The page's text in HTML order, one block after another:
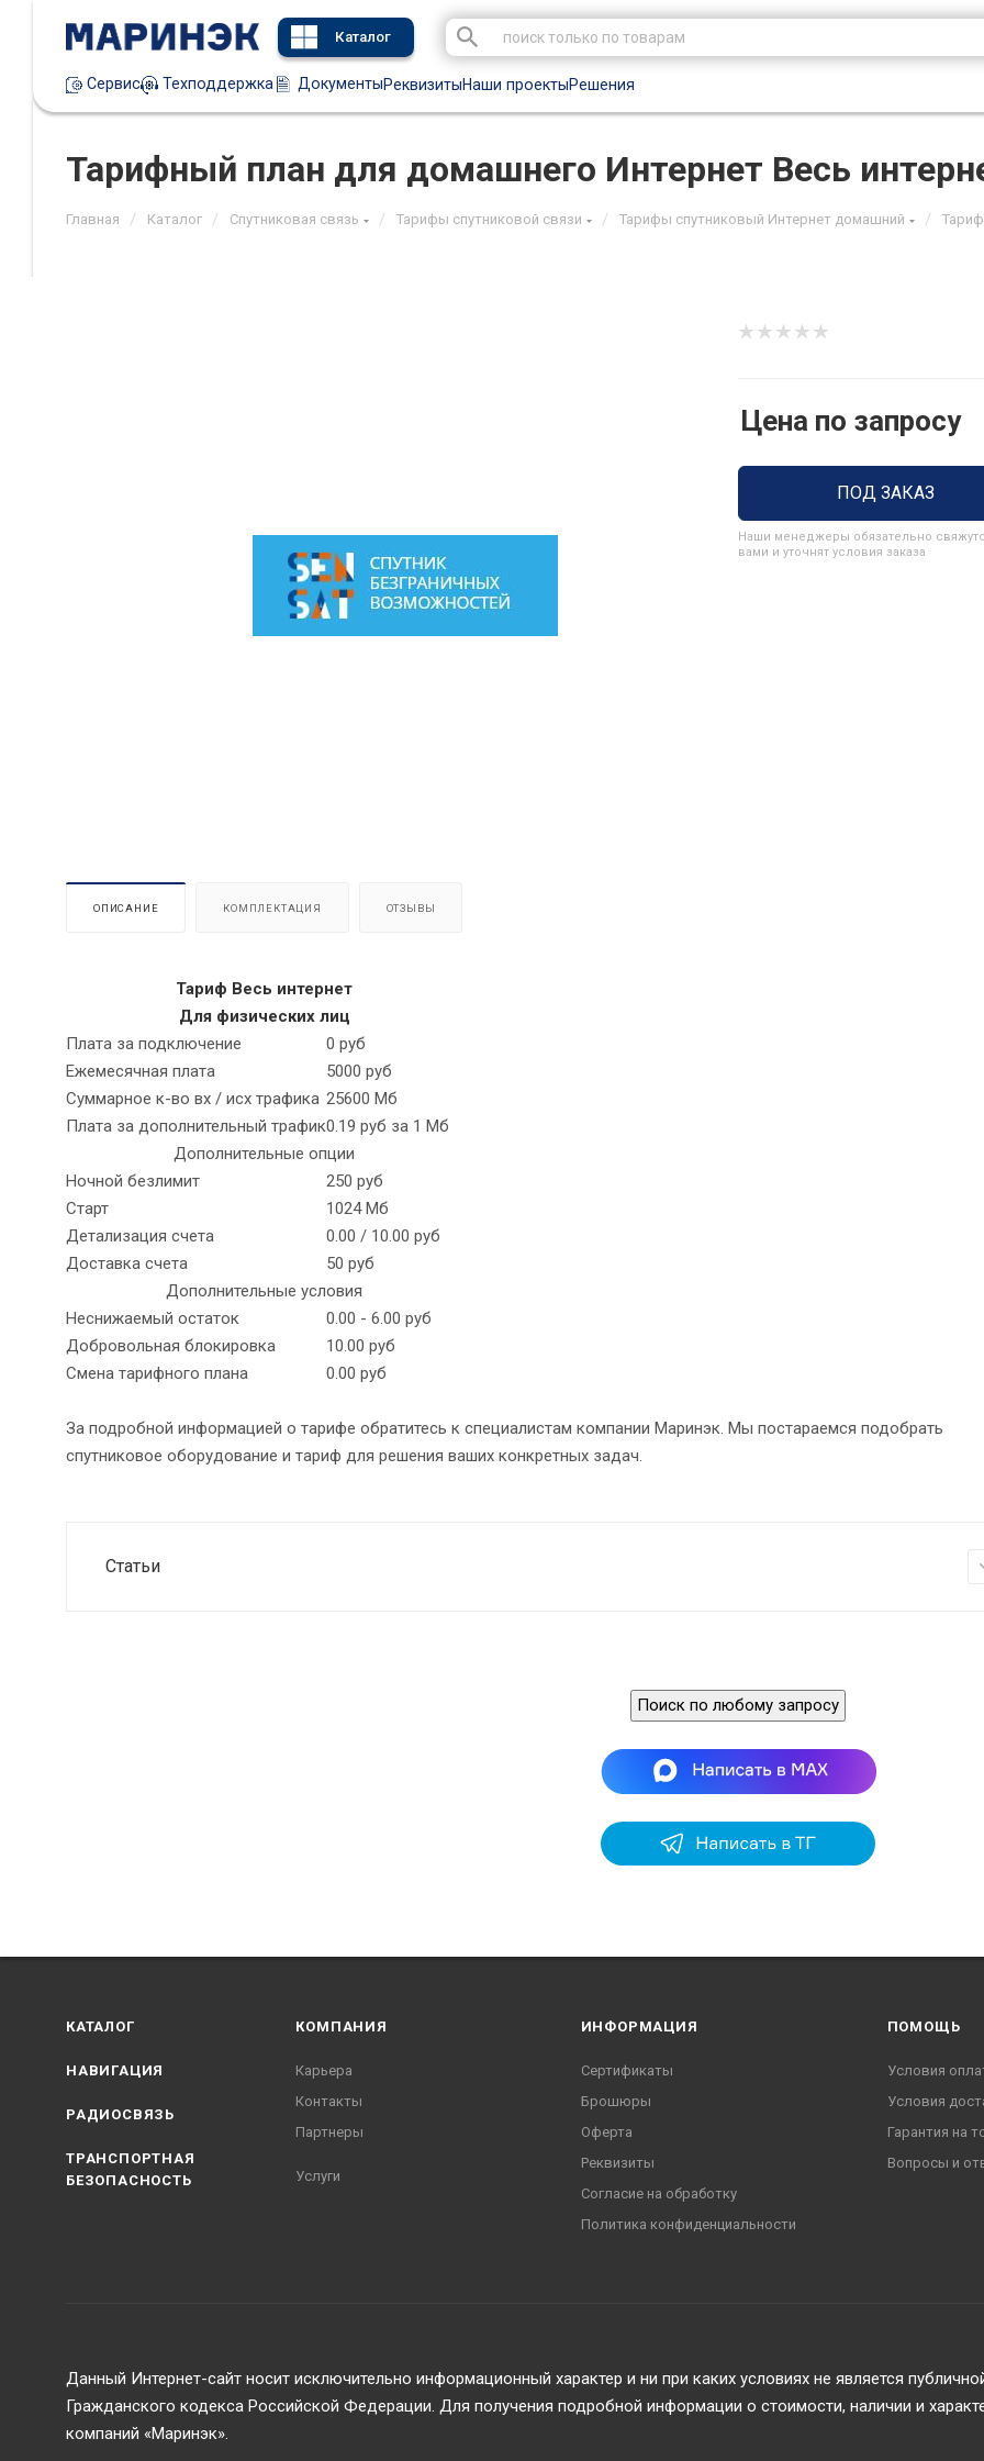
Каталог
Сервис Техподдержка ДокументыРеквизитыНаши проектыРешения
Тарифный план для домашнего Интернет Весь
Главная / Каталог / Спутниковая связь / Тарифы спутниковой связи / Тарифы спутниковый Интернет домашний /
Цена по запросу
ПОД ЗАКАЗ
Наши менеджеры обязательно
вами и уточнят условия заказа
ОПИСАНИЕ КОМПЛЕКТАЦИЯ ОТЗЫВЫ
Тариф Весь интернет
Для физических лиц
Плата за подключение
0 руб
Ежемесячная плата
5000 руб
Суммарное к-во вх / исх трафика 25600 Мб
Плата за дополнительный трафик0.19 руб за 1 Мб
Дополнительные опции
Ночной безлимит
250 руб
Старт
1024 Мб
Детализация счета
0.00 / 10.00 руб
Доставка счета
50 руб
Дополнительные условия
Неснижаемый остаток
0.00 - 6.00 руб
Добровольная блокировка
10.00 руб
Смена тарифного плана
0.00 руб
За подробной информацией о тарифе обратитесь к специалистам компании Маринэк. Мы постараемся подобрать
спутниковое оборудование и тариф для решения ваших конкретных задач.
Статьи
Поиск по любому запросу
КАТАЛОГ
НАВИГАЦИЯ
РАДИОСВЯЗЬ
ТРАНСПОРТНАЯ
БЕЗОПАСНОСТЬ
КОМПАНИЯ
Карьера
Контакты
Партнеры
Услуги
ИНФОРМАЦИЯ
Сертификаты
Брошюры
Оферта
Реквизиты
Согласие на обработку
Политика конфиденциальности
ПОМОЩЬ
Условия
Условия
Гарантия на
Вопросы и
Данный Интернет-сайт носит исключительно информационный характер и ни при каких условиях не является
Гражданского кодекса Российской Федерации. Для получения подробной информации о стоимости, наличии и
компаний «Маринэк».